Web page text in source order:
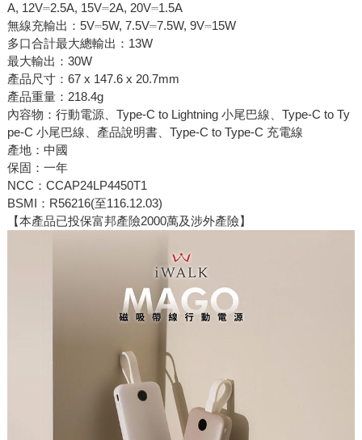
A, 12V⎓2.5A, 15V⎓2A, 20V⎓1.5A
無線充輸出：5V⎓5W, 7.5V⎓7.5W, 9V⎓15W
多口合計最大總輸出：13W
最大輸出：30W
產品尺寸：67 x 147.6 x 20.7mm
產品重量：218.4g
內容物：行動電源、Type-C to Lightning 小尾巴線、Type-C to Ty
pe-C 小尾巴線、產品說明書、Type-C to Type-C 充電線
產地：中國
保固：一年
NCC：CCAP24LP4450T1
BSMI：R56216(至116.12.03)
【本產品已投保富邦產險2000萬及涉外產險】